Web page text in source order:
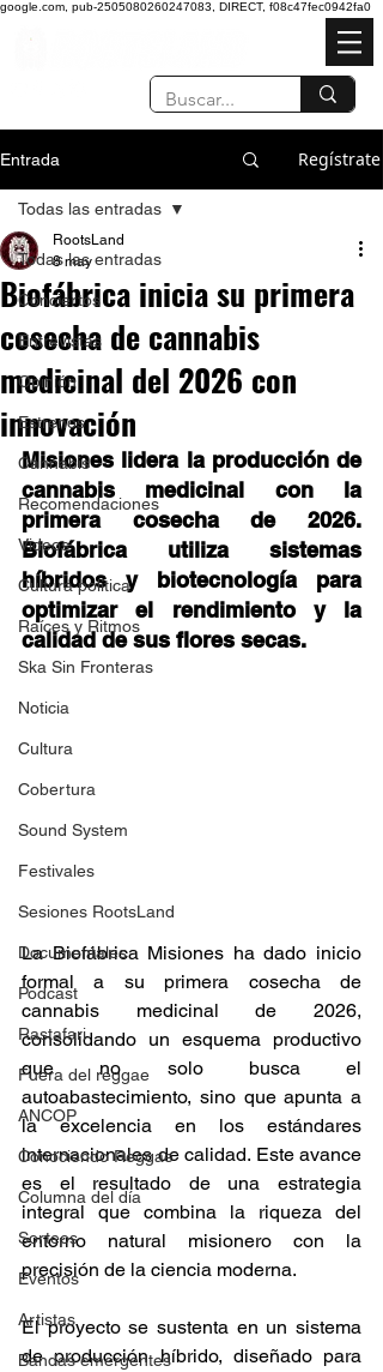
google.com, pub-2505080260247083, DIRECT, f08c47fec0942fa0
Entrada Regístrate
Todas las entradas
Conciertos
Entrevistas
Opinión
Estrenos
Cannabis
Recomendaciones
Videos
Cultura política
Raíces y Ritmos
Ska Sin Fronteras
Noticia
Cultura
Cobertura
Sound System
Festivales
Sesiones RootsLand
Documentales
Podcast
Rastafari
Fuera del reggae
ANCOP
Conociendo Reggae
Columna del día
Sorteos
Eventos
Artistas
Bandas emergentes
Todas las entradas
Biofábrica inicia su primera
cosecha de cannabis
medicinal del 2026 con
innovación
RootsLand
8 may
Misiones lidera la producción de
cannabis medicinal con la
primera cosecha de 2026.
Biofábrica utiliza sistemas
híbridos y biotecnología para
optimizar el rendimiento y la
calidad de sus flores secas.
La Biofábrica Misiones ha dado inicio
formal a su primera cosecha de
cannabis medicinal de 2026,
consolidando un esquema productivo
que no solo busca el
autoabastecimiento, sino que apunta a
la excelencia en los estándares
internacionales de calidad. Este avance
es el resultado de una estrategia
integral que combina la riqueza del
entorno natural misionero con la
precisión de la ciencia moderna.
El proyecto se sustenta en un sistema
de producción híbrido, diseñado para